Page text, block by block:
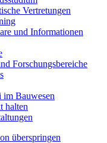
Vertretungen
und Informationen
Forschungsbereiche
Bauwesen
halten
überspringen